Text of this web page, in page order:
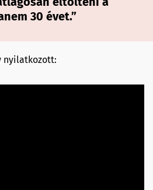
30 évet.”
nyilatkozott: